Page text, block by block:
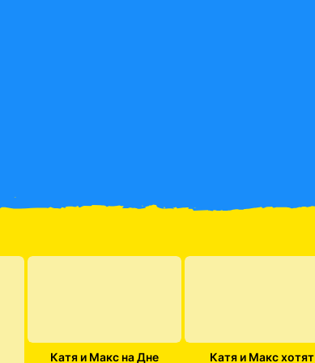
Катя и Макс на Дне Катя и Макс хотят